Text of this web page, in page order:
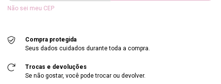
Não sei meu CEP
Compra protegida
Seus dados cuidados durante toda a compra.
Trocas e devoluções
Se não gostar, você pode trocar ou devolver.